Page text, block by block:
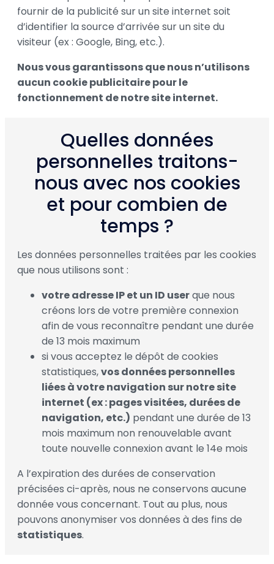
fournir de la publicité sur un site internet soit
d’identifier la source d’arrivée sur un site du
visiteur (ex : Google, Bing, etc.).
Nous vous garantissons que nous n’utilisons
aucun cookie publicitaire pour le
fonctionnement de notre site internet.
Quelles données
personnelles traitons-
nous avec nos cookies
et pour combien de
temps ?
Les données personnelles traitées par les cookies
que nous utilisons sont :
votre adresse IP et un ID userque nous
créons lors de votre première connexion
afin de vous reconnaître pendant une durée
de 13 mois maximum
si vous acceptez le dépôt de cookies
statistiques,vos données personnelles
liées à votre navigation sur notre site
internet (ex : pages visitées, durées de
navigation, etc.) pendant une durée de 13
mois maximum non renouvelable avant
toute nouvelle connexion avant le 14e mois
A l’expiration des durées de conservation
précisées ci-après, nous ne conservons aucune
donnée vous concernant. Tout au plus, nous
pouvons anonymiser vos données à des fins de
statistiques.